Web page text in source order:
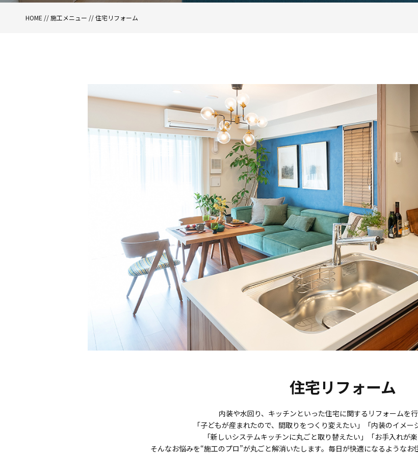
HOME //施工メニュー //住宅リフォーム
住宅リフォーム
内装や水回り、キッチンといった住宅に関するリフォームを行
「子どもが産まれたので、間取りをつくり変えたい」
「内装のイメー
「新しいシステムキッチンに丸ごと取り替えたい」
「お手入れが
そんなお悩みを“施工のプロ”が丸ごと解消いたします。毎日が快適になるようなお